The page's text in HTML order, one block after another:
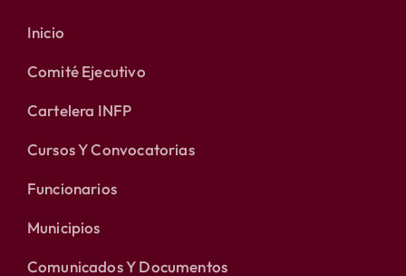
Inicio
Comité Ejecutivo
Cartelera INFP
Cursos Y Convocatorias
Funcionarios
Municipios
Comunicados Y Documentos